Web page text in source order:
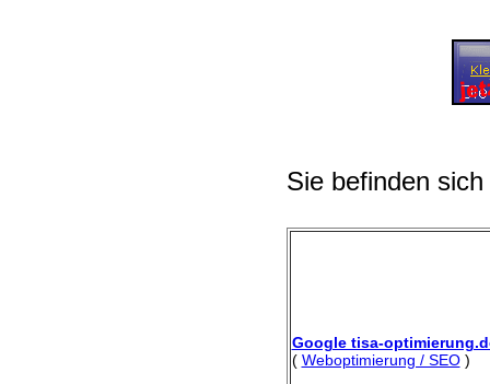
Sie befinden
Google tisa-
( Weboptimierung / SEO)